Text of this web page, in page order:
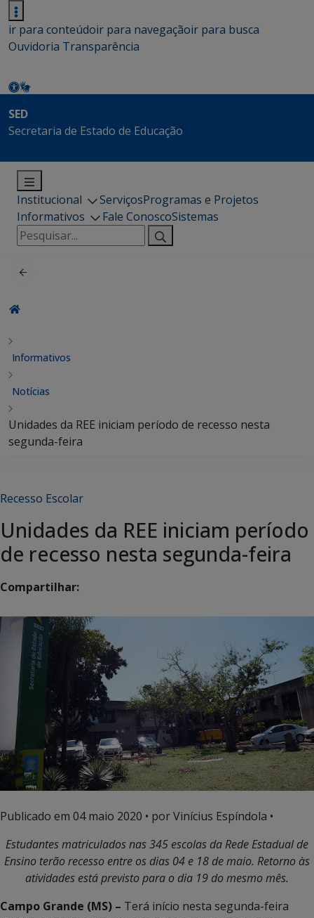
ir para conteúdoir para navegaçãoir para busca
Ouvidoria Transparência
SED
Secretaria de Estado de Educação
Institucional ServiçosProgramas e Projetos
Informativos
Fale ConoscoSistemas
Pesquisar
por:
Informativos
Notícias
Unidades da REE iniciam período de recesso nesta
segunda-feira
Recesso Escolar
Unidades da REE iniciam período
de recesso nesta segunda-feira
Compartilhar:
Publicado em 04 maio 2020 • por Vinícius Espíndola •
Estudantes matriculados nas 345 escolas da Rede Estadual de
Ensino terão recesso entre os dias 04 e 18 de maio. Retorno às
atividades está previsto para o dia 19 do mesmo mês.
Campo Grande (MS) – Terá início nesta segunda-feira